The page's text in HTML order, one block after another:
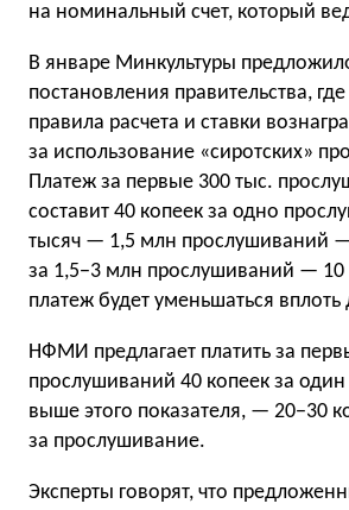
на номинальный счет, который
В январе Минкультуры
постановления правительства,
правила расчета и ставки
за использование «сиротских»
Платеж за первые 300 тыс.
составит 40 копеек за одно
тысяч — 1,5 млн прослушиваний
за 1,5−3 млн прослушиваний — 10
платеж будет уменьшаться вплоть
НФМИ предлагает платить за
прослушиваний 40 копеек за один
выше этого показателя, — 20−30
за прослушивание.
Эксперты говорят, что